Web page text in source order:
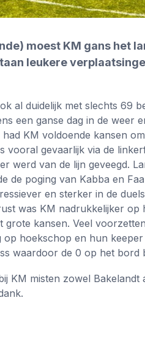
moest KM gans het
leukere
al duidelijk met slechts 69
een ganse dag in de weer
KM voldoende kansen
vooral gevaarlijk via de
werd van de lijn geveegd.
de poging van Kabba en
en sterker in de
was KM nadrukkelijker
grote kansen. Veel
hoekschop en hun
waardoor de 0 op het bord
KM misten zowel